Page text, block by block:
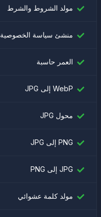
مولد الشروط والشرط
منشئ سياسة الخصوصية
العمر حاسبة
WebP إلى JPG
محول JPG
PNG إلى JPG
JPG إلى PNG
مولد كلمة عشوائي